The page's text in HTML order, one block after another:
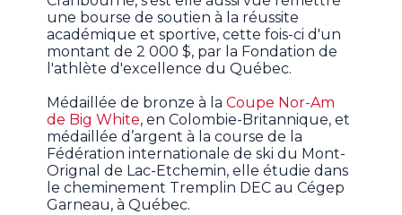
une bourse de soutien à la réussite
académique et sportive, cette fois-ci d'un
montant de 2 000 $, par la Fondation de
l'athlète d'excellence du Québec.
Médaillée de bronze à laCoupe Nor-Am
de Big White, en Colombie-Britannique, et
médaillée d’argent à la course de la
Fédération internationale de ski du Mont-
Orignal de Lac-Etchemin, elle étudie dans
le cheminement Tremplin DEC au Cégep
Garneau, à Québec.